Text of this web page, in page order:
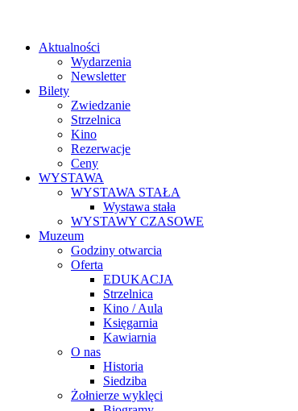
Aktualności
Wydarzenia
Newsletter
Bilety
Zwiedzanie
Strzelnica
Kino
Rezerwacje
Ceny
WYSTAWA
WYSTAWA STAŁA
Wystawa stała
WYSTAWY CZASOWE
Muzeum
Godziny otwarcia
Oferta
EDUKACJA
Strzelnica
Kino / Aula
Księgarnia
Kawiarnia
O nas
Historia
Siedziba
Żołnierze wyklęci